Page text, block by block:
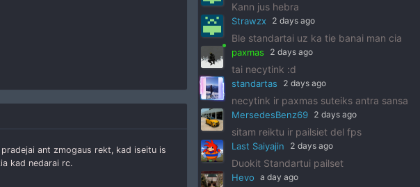
ant zmogaus rekt, kad iseitu is
kad nedarai rc.
Kann jus hebra
Strawzx 2 days ago
Ble standartai uz ka tie banai man cia
paxmas 2 days ago
tai necytink :d
standartas 2 days ago
necytink ir paxmas suteiks antra sansa
MersedesBenz69 2 days ago
sitam reiktu ir pailsiet del fps
Last Saiyajin 2 days ago
Duokit Standartui pailset
Hevo a day ago